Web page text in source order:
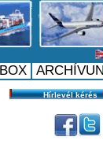
Hírlevél kérés